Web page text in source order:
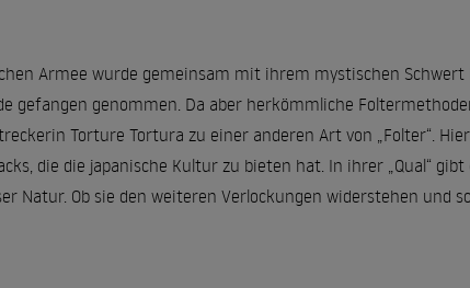
Armee wurde gemeinsam mit ihrem mystischen Schwert
gefangen genommen. Da aber herkömmliche
Torture Tortura zu einer anderen Art von „Folter“.
die die japanische Kultur zu bieten hat. In ihrer „Qual“
Natur. Ob sie den weiteren Verlockungen widerstehen und